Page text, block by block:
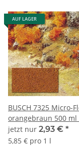
AUF LAGER
BUSCH 7325 Micro-
orangebraun 500 ml
Neutral
jetzt nur 2,93 € *
5,85 € pro 1 l